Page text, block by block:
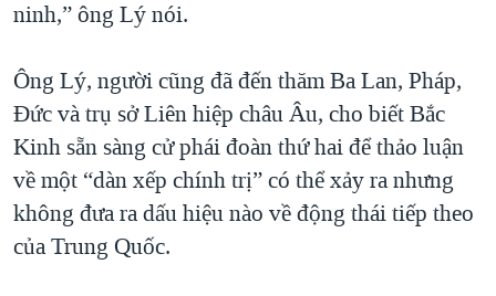
ninh,” ông Lý nói.
Ông Lý, người cũng đã đến thăm Ba Lan, Pháp,
Đức và trụ sở Liên hiệp châu Âu, cho biết Bắc
Kinh sẵn sàng cử phái đoàn thứ hai để thảo luận
về một “dàn xếp chính trị” có thể xảy ra nhưng
không đưa ra dấu hiệu nào về động thái tiếp theo
của Trung Quốc.